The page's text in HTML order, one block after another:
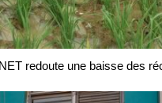
redoute une baisse des